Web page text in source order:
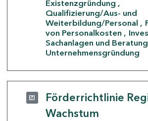
Existenzgründung
Qualifizierung/Aus- und
Weiterbildung/Personal
von Personalkosten
Sachanlagen und Beratung
Unternehmensgründung
Förderrichtlinie
Wachstum